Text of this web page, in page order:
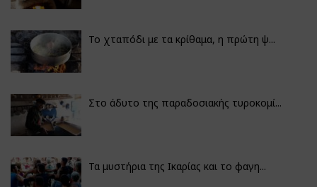
Το χταπόδι με τα κρίθαμα, η πρώτη ψ...
Στο άδυτο της παραδοσιακής τυροκομί...
Τα μυστήρια της Ικαρίας και το φαγη...